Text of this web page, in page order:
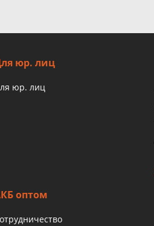
юр. лиц
юр. лиц
оптом